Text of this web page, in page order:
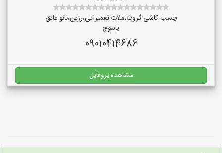
چسب کاشی گروت،ملات تعمیراتی،رزین،نانو عایق
یاسوج
09010414686
مشاهده پروفایل